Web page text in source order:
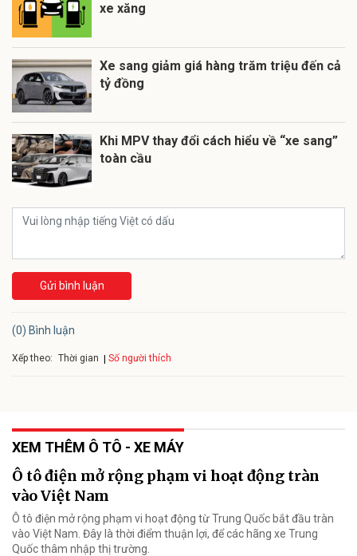
xe xăng
Xe sang giảm giá hàng trăm triệu đến cả
tỷ đồng
Khi MPV thay đổi cách hiểu về “xe sang”
toàn cầu
Gửi bình luận
(0) Bình luận
Xếp theo: Thời gian Số người thích
XEM THÊM Ô TÔ - XE MÁY
Ô tô điện mở rộng phạm vi hoạt động tràn
vào Việt Nam
Ô tô điện mở rộng phạm vi hoạt động từ Trung Quốc bắt đầu tràn
vào Việt Nam. Đây là thời điểm thuận lợi, để các hãng xe Trung
Quốc thâm nhập thị trường.